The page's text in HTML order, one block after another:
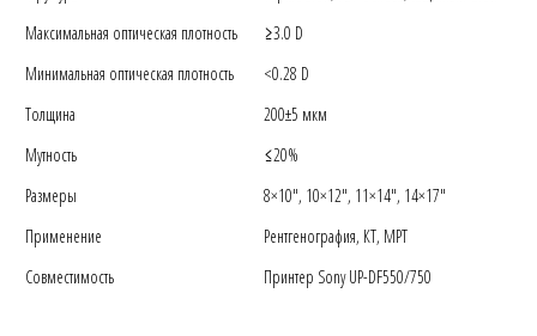
Максимальная оптическая плотность
≥3.0 D
Минимальная оптическая плотность
<0.28 D
Толщина
200±5 мкм
Мутность
≤20%
Размеры
8×10″, 10×12″, 11×14″, 14×17″
Применение
Рентгенография, КТ, МРТ
Совместимость
Принтер Sony UP-DF550/750